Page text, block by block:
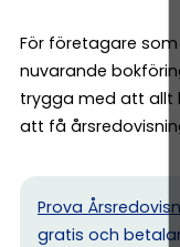
För företagare
nuvarande
trygga med att allt
att få
Prova
gratis och